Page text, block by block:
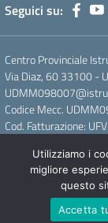
Seguici su:
Centro Provinciale
Via Diaz, 60 33100 -
Codice Mecc.
Cod. Fatturazione:
Utilizziamo i
migliore
questo
Accetta